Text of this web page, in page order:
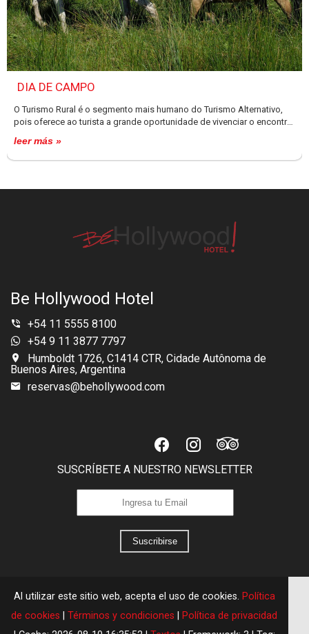
DIA DE CAMPO
O Turismo Rural é o segmento mais humano do Turismo Alternativo,
pois oferece ao turista a grande oportunidade de vivenciar o encontro
meio rural e também os conscientiza sobre o respeito e valor de seus
identidade cultural.
leer más »
Be Hollywood Hotel
+54 11 5555 8100
+54 9 11 3877 7797
Humboldt 1726, C1414 CTR, Cidade Autônoma de
Buenos Aires, Argentina
reservas@behollywood.com
SUSCRÍBETE A NUESTRO NEWSLETTER
Suscribirse
Al utilizar este sitio web, acepta el uso de cookies. Política
de cookies
Términos y condiciones
Política de privacidad